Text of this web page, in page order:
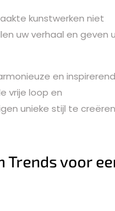
kunstwerken niet
uw verhaal en geven
en
vrije loop en
unieke stijl te
Trends voor